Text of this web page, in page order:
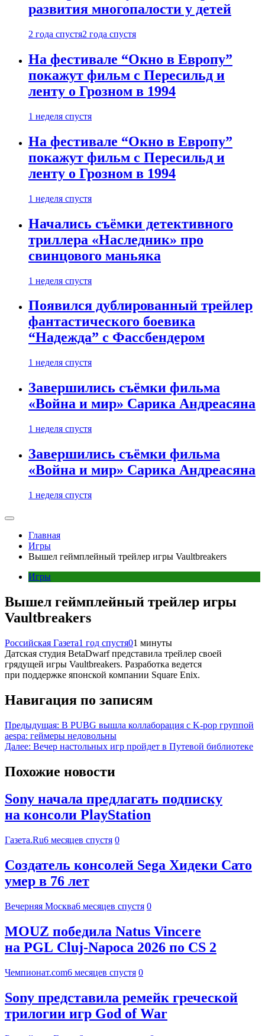
развития многопалости у детей
2 года спустя2 года спустя
На фестивале “Окно в Европу”
покажут фильм с Пересильд и
ленту о Грозном в 1994
1 неделя спустя
На фестивале “Окно в Европу”
покажут фильм с Пересильд и
ленту о Грозном в 1994
1 неделя спустя
Начались съёмки детективного
триллера «Наследник» про
свинцового маньяка
1 неделя спустя
Появился дублированный трейлер
фантастического боевика
“Надежда” с Фассбендером
1 неделя спустя
Завершились съёмки фильма
«Война и мир» Сарика Андреасяна
1 неделя спустя
Завершились съёмки фильма
«Война и мир» Сарика Андреасяна
1 неделя спустя
Главная
Игры
Вышел геймплейный трейлер игры Vaultbreakers
Игры
Вышел геймплейный трейлер игры
Vaultbreakers
Российская Газета1 год спустя01 минуты
Датская студия BetaDwarf представила трейлер своей
грядущей игры Vaultbreakers. Разработка ведется
при поддержке японской компании Square Enix.
Навигация по записям
Предыдущая: В PUBG вышла коллаборация с K-pop группой
aespa: геймеры недовольны
Далее: Вечер настольных игр пройдет в Путевой библиотеке
Похожие новости
Sony начала предлагать подписку
на консоли PlayStation
Газета.Ru6 месяцев спустя 0
Создатель консолей Sega Хидеки Сато
умер в 76 лет
Вечерняя Москва6 месяцев спустя 0
MOUZ победила Natus Vincere
на PGL Cluj-Napoca 2026 по CS 2
Чемпионат.com6 месяцев спустя 0
Sony представила ремейк греческой
трилогии игр God of War